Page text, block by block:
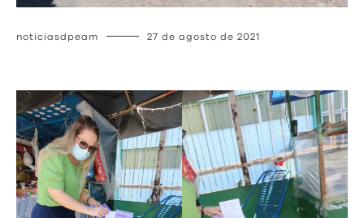
noticiasdpeam 27 de agosto de 2021